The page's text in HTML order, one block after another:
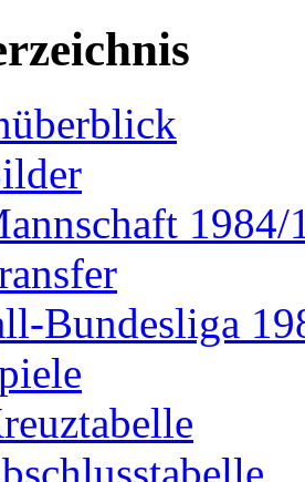
1984/
Bundesliga